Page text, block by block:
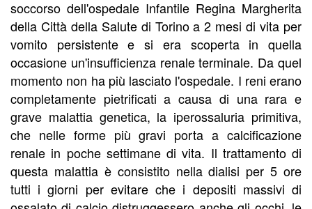
soccorso dell'ospedale Infantile Regina Margherita
della Città della Salute di Torino a 2 mesi di vita per
vomito persistente e si era scoperta in quella
occasione un'insufficienza renale terminale. Da quel
momento non ha più lasciato l'ospedale. I reni erano
completamente pietrificati a causa di una rara e
grave malattia genetica, la iperossaluria primitiva,
che nelle forme più gravi porta a calcificazione
renale in poche settimane di vita. Il trattamento di
questa malattia è consistito nella dialisi per 5 ore
tutti i giorni per evitare che i depositi massivi di